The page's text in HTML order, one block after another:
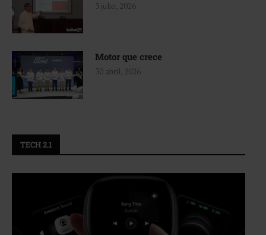
3 julio, 2026
Motor que crece
30 abril, 2026
TECH 2.1